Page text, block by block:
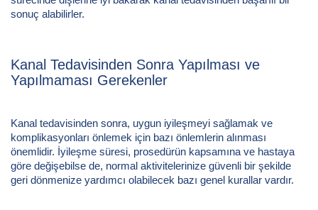
sonuç alabilirler.
Kanal Tedavisinden Sonra Yapılması ve
Yapılmaması Gerekenler
Kanal tedavisinden sonra, uygun iyileşmeyi sağlamak ve
komplikasyonları önlemek için bazı önlemlerin alınması
önemlidir. İyileşme süresi, prosedürün kapsamına ve hastaya
göre değişebilse de, normal aktivitelerinize güvenli bir şekilde
geri dönmenize yardımcı olabilecek bazı genel kurallar vardır.